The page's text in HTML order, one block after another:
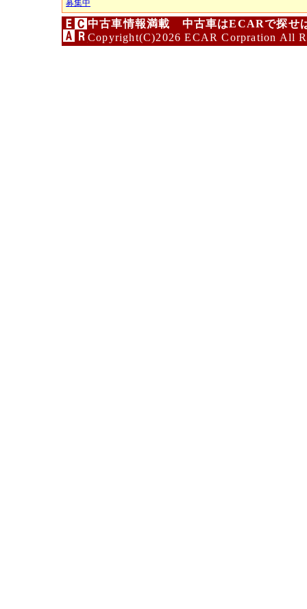
募集中
中古車情報満載 中古車はECARで探せ
Copyright(C)2026 ECAR Corpration All